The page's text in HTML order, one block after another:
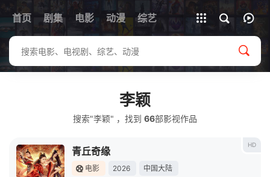
首页 剧集 电影 动漫 综艺
全部影片
李颖
搜索"李颖" ，找到 66部影视作品
HD
青丘奇缘
电影 2026
中国大陆